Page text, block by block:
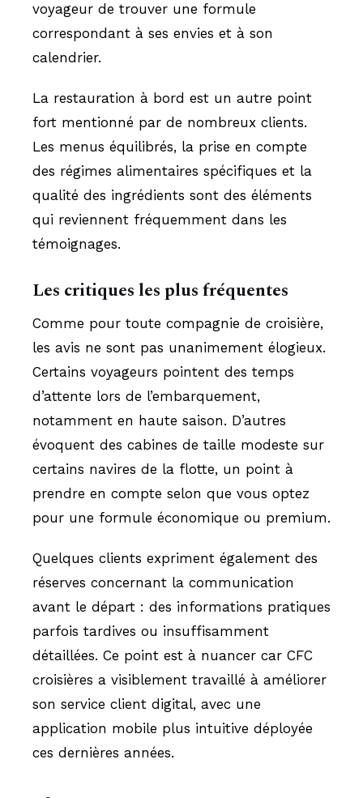
voyageur de trouver une formule
correspondant à ses envies et à son
calendrier.
La restauration à bord est un autre point
fort mentionné par de nombreux clients.
Les menus équilibrés, la prise en compte
des régimes alimentaires spécifiques et la
qualité des ingrédients sont des éléments
qui reviennent fréquemment dans les
témoignages.
Les critiques les plus fréquentes
Comme pour toute compagnie de croisière,
les avis ne sont pas unanimement élogieux.
Certains voyageurs pointent des temps
d’attente lors de l’embarquement,
notamment en haute saison. D’autres
évoquent des cabines de taille modeste sur
certains navires de la flotte, un point à
prendre en compte selon que vous optez
pour une formule économique ou premium.
Quelques clients expriment également des
réserves concernant la communication
avant le départ : des informations pratiques
parfois tardives ou insuffisamment
détaillées. Ce point est à nuancer car CFC
croisières a visiblement travaillé à améliorer
son service client digital, avec une
application mobile plus intuitive déployée
ces dernières années.